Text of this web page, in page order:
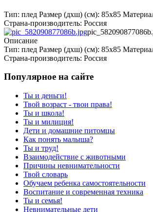
Тип: плед Размер (дхш) (см): 85х85
Страна-производитель: Россия
Описание
Тип: плед Размер (дхш) (см): 85х85
Страна-производитель: Россия
Популярное на сайте
Ты и деньги!
Твой возраст - твои права!
Ты и школа!
Ты и милиция!
Дети и домашние питомцы
Как понять малыша?
Ты и труд!
Взаимодействие с животными
Причины невнимательности
Твой словарь
Обучаем ребенка самостоятельности
Воспитание и современная техника
Ты и семья!
Невнимательные дети